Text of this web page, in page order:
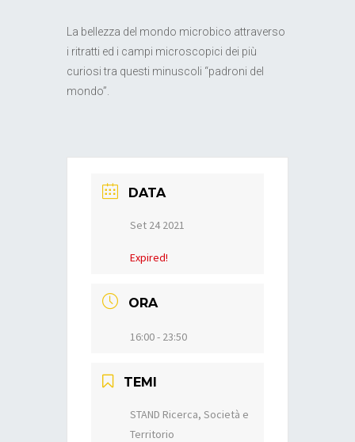
La bellezza del mondo microbico attraverso
i ritratti ed i campi microscopici dei più
curiosi tra questi minuscoli “padroni del
mondo”.
DATA
Set 24 2021
Expired!
ORA
16:00 - 23:50
TEMI
STAND Ricerca, Società e
Territorio